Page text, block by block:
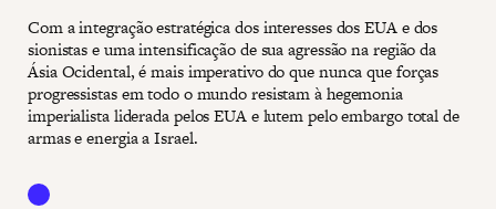
Com a integração estratégica dos interesses dos EUA e dos
sionistas e uma intensificação de sua agressão na região da
Ásia Ocidental, é mais imperativo do que nunca que forças
progressistas em todo o mundo resistam à hegemonia
imperialista liderada pelos EUA e lutem pelo embargo total de
armas e energia a Israel.